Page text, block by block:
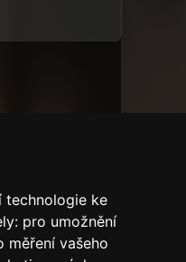
technologie ke
pro umožnění
měření vašeho